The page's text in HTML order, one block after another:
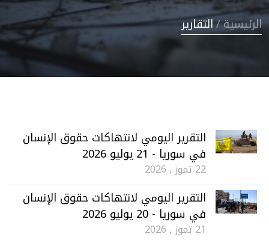
الرئيسية/التقارير
التقرير اليومي لانتهاكات حقوق الإنسان
في سوريا - 21 يوليو 2026
22 تموز , 2026
التقرير اليومي لانتهاكات حقوق الإنسان
في سوريا - 20 يوليو 2026
21 تموز , 2026